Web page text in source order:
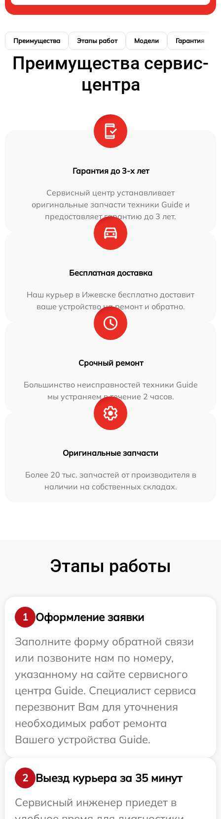
Преимущества Этапы работ Модели Гарантия
Преимущества сервис-
центра
Гарантия до 3-х лет
Сервисный центр устанавливает
оригинальные запчасти техники Guide и
предоставляет гарантию до 3 лет.
Бесплатная доставка
Наш курьер в Ижевске бесплатно доставит
ваше устройство на ремонт и обратно.
Срочный ремонт
Большинство неисправностей техники Guide
мы устраняем в течение 2 часов.
Оригинальные запчасти
Более 20 тыс. запчастей от производителя в
наличии на собственных складах.
Этапы работы
1
Оформление заявки
Заполните форму обратной связи
или позвоните нам по номеру,
указанному на сайте сервисного
центра Guide. Специалист сервиса
перезвонит Вам для уточнения
необходимых работ ремонта
Вашего устройства Guide.
2
Выезд курьера за 35 минут
Сервисный инженер приедет в